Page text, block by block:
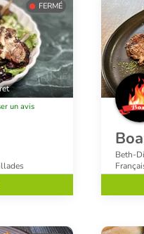
FERMÉ
un avis
Beth-